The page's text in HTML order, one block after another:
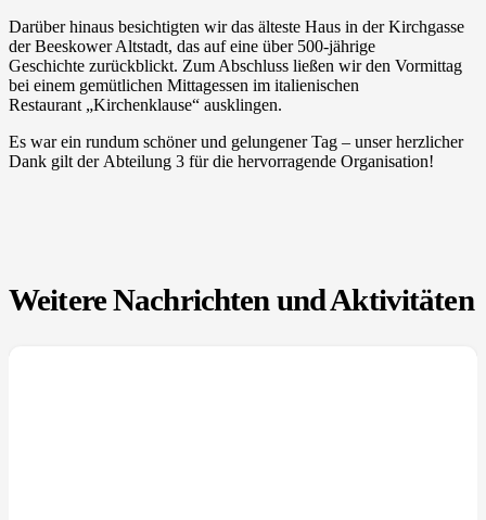
Darüber hinaus besichtigten wir das älteste Haus in der Kirchgasse
der Beeskower Altstadt, das auf eine über 500-jährige
Geschichte zurückblickt. Zum Abschluss ließen wir den Vormittag
bei einem gemütlichen Mittagessen im italienischen
Restaurant „Kirchenklause“ ausklingen.
Es war ein rundum schöner und gelungener Tag – unser herzlicher
Dank gilt der Abteilung 3 für die hervorragende Organisation!
Weitere Nachrichten und Aktivitäten